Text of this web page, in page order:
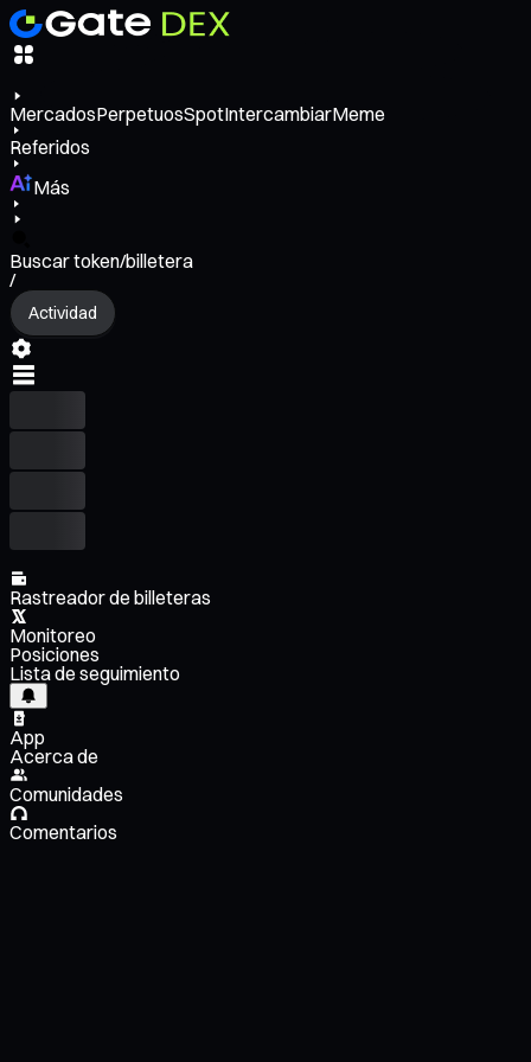
MercadosPerpetuosSpotIntercambiarMeme
Referidos
Más
Buscar token/billetera
/
Actividad
Rastreador de billeteras
Monitoreo
Posiciones
Lista de seguimiento
App
Acerca de
Comunidades
Comentarios